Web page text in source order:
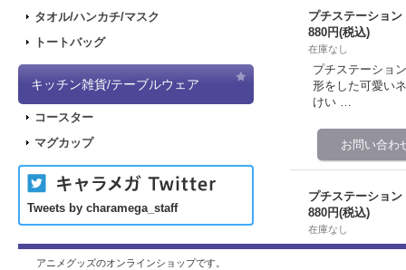
タオル/ハンカチ/マスク
トートバッグ
キッチン雑貨/テーブルウェア
コースター
マグカップ
Tweets by charamega_staff
アニメグッズのオンラインショップです。
プチステーショ
880円(税込)
在庫なし
プチステーショ
形をした可愛い
けい …
プチステーショ
880円(税込)
在庫なし
プチステーショ